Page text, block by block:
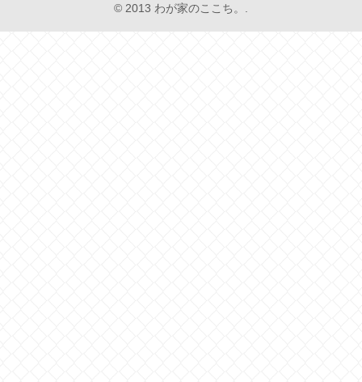
© 2013 わが家のここち。.